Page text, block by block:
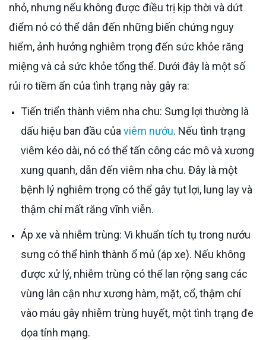
nhỏ, nhưng nếu không được điều trị kịp thời và dứt
điểm nó có thể dẫn đến những biến chứng nguy
hiểm, ảnh hưởng nghiêm trọng đến sức khỏe răng
miệng và cả sức khỏe tổng thể. Dưới đây là một số
rủi ro tiềm ẩn của tình trạng này gây ra:
Tiến triển thành viêm nha chu: Sưng lợi thường là
dấu hiệu ban đầu của viêm nướu. Nếu tình trạng
viêm kéo dài, nó có thể tấn công các mô và xương
xung quanh, dẫn đến viêm nha chu. Đây là một
bệnh lý nghiêm trọng có thể gây tụt lợi, lung lay và
thậm chí mất răng vĩnh viễn.
Áp xe và nhiễm trùng: Vi khuẩn tích tụ trong nướu
sưng có thể hình thành ổ mủ (áp xe). Nếu không
được xử lý, nhiễm trùng có thể lan rộng sang các
vùng lân cận như xương hàm, mặt, cổ, thậm chí
vào máu gây nhiễm trùng huyết, một tình trạng đe
dọa tính mạng.